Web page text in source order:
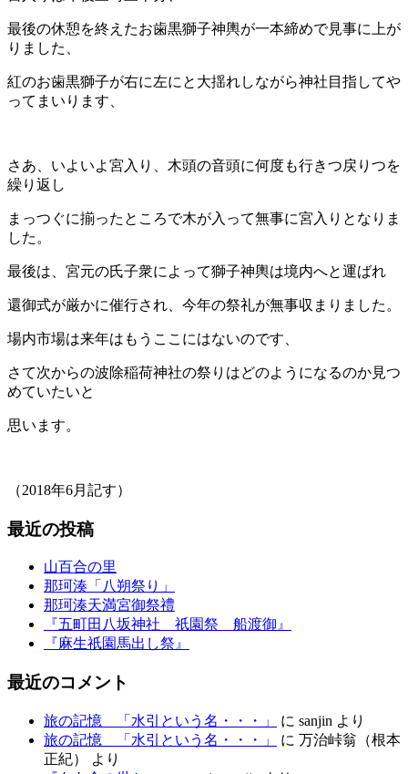
最後の休憩を終えたお歯黒獅子神輿が一本締めで見事に上が
りました、
紅のお歯黒獅子が右に左にと大揺れしながら神社目指してや
ってまいります、
さあ、いよいよ宮入り、木頭の音頭に何度も行きつ戻りつを
繰り返し
まっつぐに揃ったところで木が入って無事に宮入りとなりま
した。
最後は、宮元の氏子衆によって獅子神輿は境内へと運ばれ
還御式が厳かに催行され、今年の祭礼が無事収まりました。
場内市場は来年はもうここにはないのです、
さて次からの波除稲荷神社の祭りはどのようになるのか見つ
めていたいと
思います。
（2018年6月記す）
最近の投稿
山百合の里
那珂湊「八朔祭り」
那珂湊天満宮御祭禮
『五町田八坂神社 祇園祭 船渡御』
『麻生祇園馬出し祭』
最近のコメント
旅の記憶 「水引という名・・・」 に sanjin より
旅の記憶 「水引という名・・・」
に 万治峠翁（根本
正紀）
より